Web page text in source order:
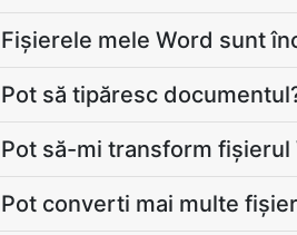
Fişierele mele Word sunt
Pot să tipăresc
Pot să-mi transform
Pot converti mai multe